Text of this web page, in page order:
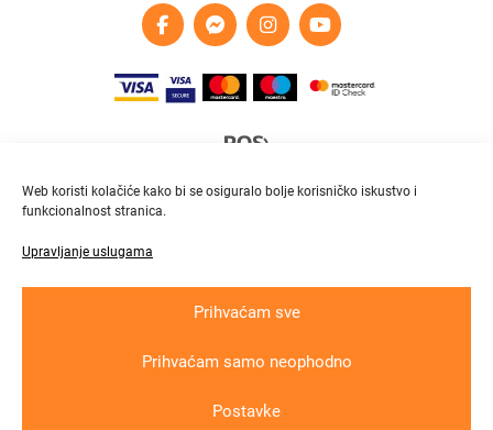
Web koristi kolačiće kako bi se osiguralo bolje korisničko iskustvo i
funkcionalnost stranica.
Upravljanje uslugama
Prihvaćam sve
Prihvaćam samo neophodno
Postavke
Brza i pouzdana dostava